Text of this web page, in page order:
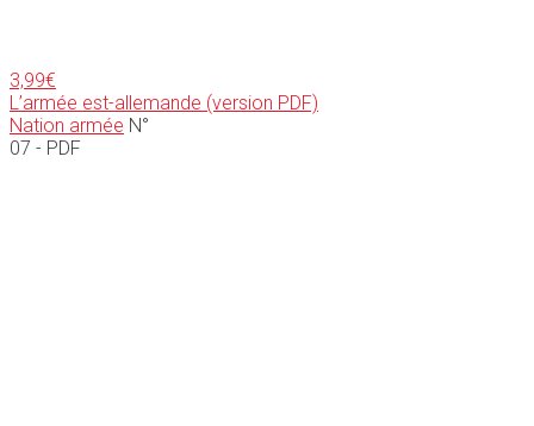
3,99€
L’armée est-allemande (version PDF)
Nation armée N°
07 - PDF